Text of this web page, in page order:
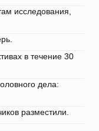
исследования,
в течение 30
дела:
разместили.